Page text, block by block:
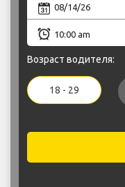
Возраст водителя:
18 - 29